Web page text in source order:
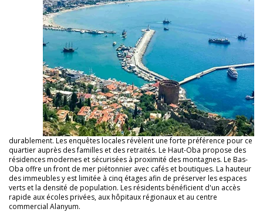
durablement. Les enquêtes locales révèlent une forte préférence pour ce
quartier auprès des familles et des retraités. Le Haut-Oba propose des
résidences modernes et sécurisées à proximité des montagnes. Le Bas-
Oba offre un front de mer piétonnier avec cafés et boutiques. La hauteur
des immeubles y est limitée à cinq étages afin de préserver les espaces
verts et la densité de population. Les résidents bénéficient d'un accès
rapide aux écoles privées, aux hôpitaux régionaux et au centre
commercial Alanyum.